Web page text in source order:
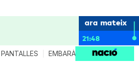
ara mateix
21:48
PANTALLES EMBARÀS CRIANÇA